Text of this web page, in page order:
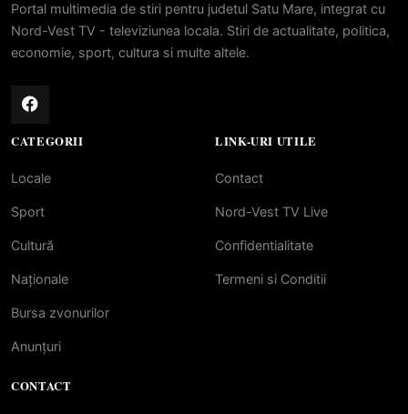
Portal multimedia de stiri pentru judetul Satu Mare, integrat cu
Nord-Vest TV - televiziunea locala. Stiri de actualitate, politica,
economie, sport, cultura si multe altele.
CATEGORII
Locale
Sport
Cultură
Naționale
Bursa zvonurilor
Anunțuri
LINK-URI UTILE
Contact
Nord-Vest TV Live
Confidentialitate
Termeni si Conditii
CONTACT